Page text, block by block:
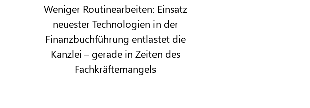
Weniger Routinearbeiten: Einsatz
neuester Technologien in der
Finanzbuchführung entlastet die
Kanzlei – gerade in Zeiten des
Fachkräftemangels